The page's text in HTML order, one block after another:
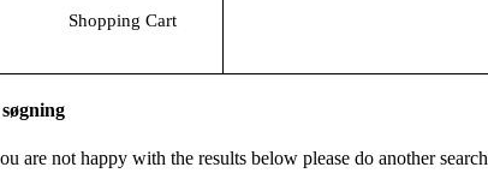
Shopping Cart
are not happy with the results below please do another search